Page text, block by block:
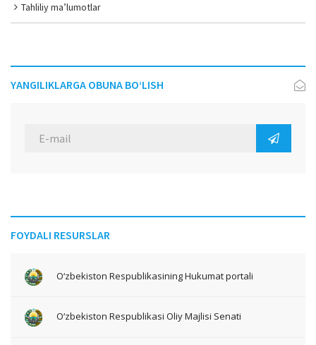
Tahliliy ma’lumotlar
YANGILIKLARGA OBUNA BO‘LISH
FOYDALI RESURSLAR
O‘zbekiston Respublikasining Hukumat portali
O‘zbekiston Respublikasi Oliy Majlisi Senati